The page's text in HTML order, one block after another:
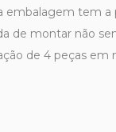
embalagem tem
de montar não
de 4 peças